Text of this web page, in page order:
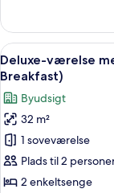
(Twin
Room
-
Non-
Smoking)
room,
Non-
smoking
(Twin
-
Non-
Smoking)
Indlæs
alle
billeder
af
Deluxe-
værelse
med
2
6
Deluxe-værelse
Breakfast)
Byudsigt
32 m²
1 soveværelse
Plads til 2
2 enkeltsenge